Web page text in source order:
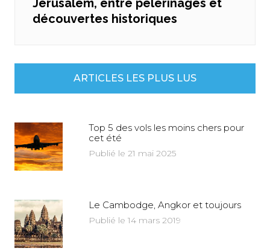
Next
post:
Jérusalem, entre pèlerinages et
découvertes historiques
ARTICLES LES PLUS LUS
Top 5 des vols les moins chers pour
cet été
Publié le 21 mai 2025
Le Cambodge, Angkor et toujours
Publié le 14 mars 2019